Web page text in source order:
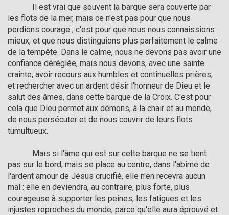
les flots de la mer, mais ce n'est pas pour que nous
perdions courage ; c'est pour que nous nous connaissions
mieux, et que nous distinguions plus parfaitement le calme
de la tempête. Dans le calme, nous ne devons pas avoir une
confiance déréglée, mais nous devons, avec une sainte
crainte, avoir recours aux humbles et continuelles prières,
et rechercher avec un ardent désir l'honneur de Dieu et le
salut des âmes, dans cette barque de la Croix. C'est pour
cela que Dieu permet aux démons, à la chair et au monde,
de nous persécuter et de nous couvrir de leurs flots
tumultueux.
pas sur le bord, mais se place au centre, dans l'abîme de
l'ardent amour de Jésus crucifié, elle n'en recevra aucun
mal : elle en deviendra, au contraire, plus forte, plus
courageuse à supporter les peines, les fatigues et les
injustes reproches du monde, parce qu'elle aura éprouvé et